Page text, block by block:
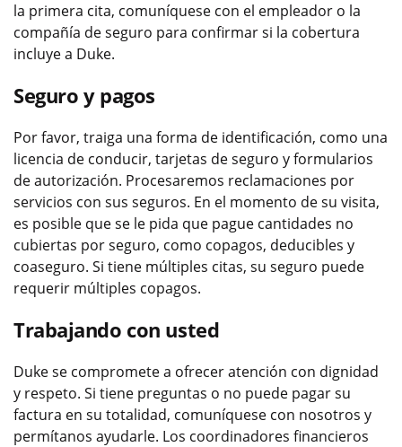
la primera cita, comuníquese con el empleador o la
compañía de seguro para confirmar si la cobertura
incluye a Duke.
Seguro y pagos
Por favor, traiga una forma de identificación, como una
licencia de conducir, tarjetas de seguro y formularios
de autorización. Procesaremos reclamaciones por
servicios con sus seguros. En el momento de su visita,
es posible que se le pida que pague cantidades no
cubiertas por seguro, como copagos, deducibles y
coaseguro. Si tiene múltiples citas, su seguro puede
requerir múltiples copagos.
Trabajando con usted
Duke se compromete a ofrecer atención con dignidad
y respeto. Si tiene preguntas o no puede pagar su
factura en su totalidad, comuníquese con nosotros y
permítanos ayudarle. Los coordinadores financieros